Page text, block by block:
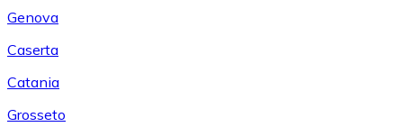
Genova
Caserta
Catania
Grosseto